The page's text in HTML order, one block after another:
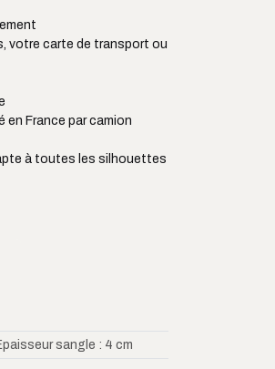
votre carte de transport ou
France par camion
à toutes les silhouettes
sangle : 4 cm